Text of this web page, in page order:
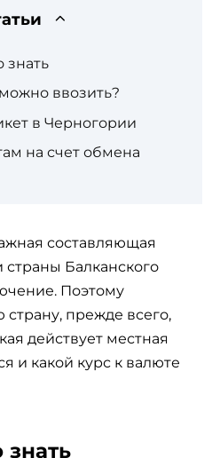
знать
ввозить?
в Черногории
на счет обмена
составляющая
страны Балканского
Поэтому
страну, прежде всего,
действует местная
и какой курс к валюте
знать